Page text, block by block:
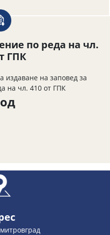
по реда на чл.
ГПК
издаване на заповед за
на чл. 410 от ГПК